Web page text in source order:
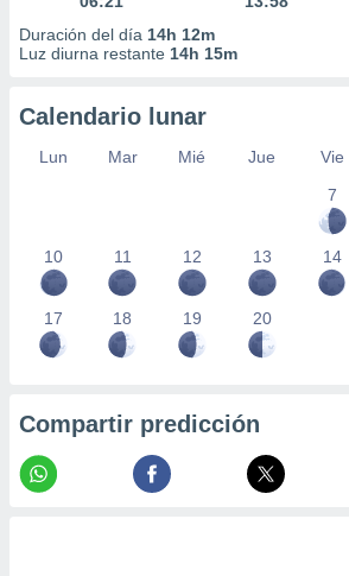
Duración del día 14h 12m
Luz diurna restante 14h 15m
Calendario lunar
Lun Mar Mié Jue Vie
7
10 11 12 13 14
17 18 19 20
Compartir predicción